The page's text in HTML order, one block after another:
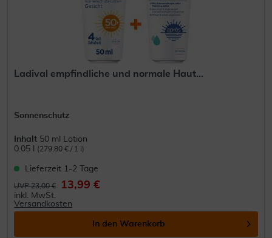
Ladival empfindliche und normale Haut...
Sonnenschutz
Inhalt 50 ml Lotion
0.05 l
(279,80 € / 1 l)
Lieferzeit 1-2 Tage
UVP 23,00 € 13,99 €
inkl. MwSt.
Versandkosten
In den Warenkorb